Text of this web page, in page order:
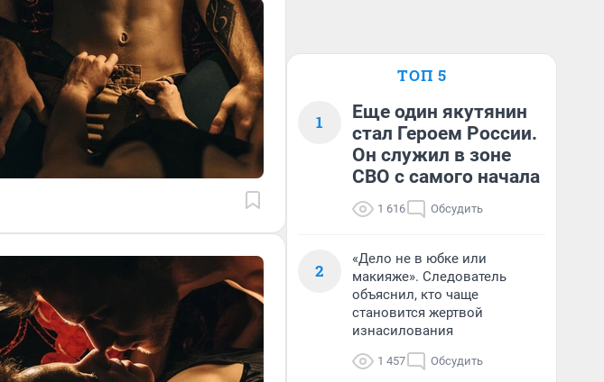
ТОП 5
1
Еще один якутянин
стал Героем России.
Он служил в зоне
СВО с самого начала
1 616 Обсудить
2
«Дело не в юбке или
макияже». Следователь
объяснил, кто чаще
становится жертвой
изнасилования
1 457 Обсудить